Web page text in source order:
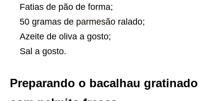
Fatias de pão de forma;
50 gramas de parmesão ralado;
Azeite de oliva a gosto;
Sal a gosto.
Preparando o bacalhau gratinado